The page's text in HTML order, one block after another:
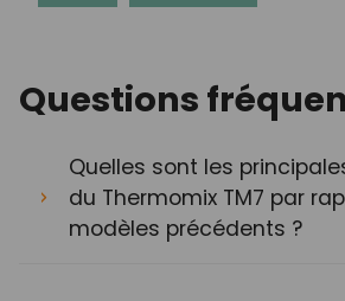
Questions
Quelles sont les
du Thermomix TM7 par
modèles précédents ?